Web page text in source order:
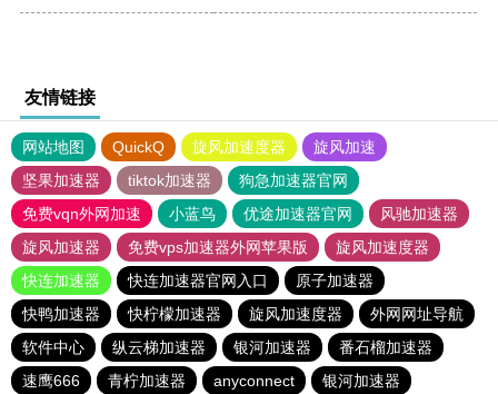
友情链接
网站地图 QuickQ 旋风加速度器
旋风加速
坚果加速器
tiktok加速器
狗急加速器官网
免费vqn外网加速
小蓝鸟 优途加速器官网
风驰加速器
旋风加速器
免费vps加速器外网苹果版
旋风加速度器
快连加速器
快连加速器官网入口
原子加速器
快鸭加速器
快柠檬加速器 旋风加速度器
外网网址导航
软件中心
纵云梯加速器 银河加速器
番石榴加速器
速鹰666
青柠加速器 anyconnect 银河加速器